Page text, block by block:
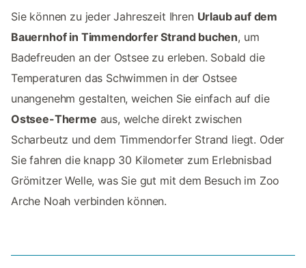
Sie können zu jeder Jahreszeit Ihren Urlaub auf dem
Bauernhof in Timmendorfer Strand buchen, um
Badefreuden an der Ostsee zu erleben. Sobald die
Temperaturen das Schwimmen in der Ostsee
unangenehm gestalten, weichen Sie einfach auf die
Ostsee-Therme aus, welche direkt zwischen
Scharbeutz und dem Timmendorfer Strand liegt. Oder
Sie fahren die knapp 30 Kilometer zum Erlebnisbad
Grömitzer Welle, was Sie gut mit dem Besuch im Zoo
Arche Noah verbinden können.